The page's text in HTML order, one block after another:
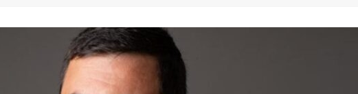
GONÇALVES COM SEU MAU MAU EM 'QUEM AMA CUIDA'
NO STREAMING
DA GM NA AMÉRICA DO SUL E SEU LEGADO